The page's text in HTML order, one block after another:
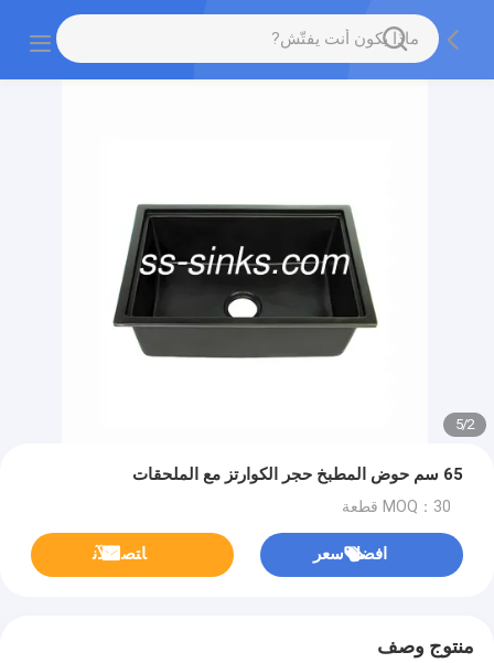
2
/
5
65 سم حوض المطبخ حجر الكوارتز مع الملحقات
MOQ：30 قطعة
افضل سعر ﺎﺘﺼﻟ ﺍﻶﻧ
منتوج وصف